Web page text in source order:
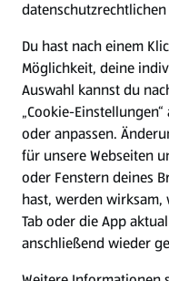
Presse
Hilfe & Kontakt
(öffnet in einem neuen
Unternehmen
Folge uns hier:
Du hast nach einem
Möglichkeit, deine
Auswahl kannst du
„Cookie-
oder anpassen.
für unsere Webseiten
oder Fenstern deines
hast, werden wirksam,
Tab oder die App
anschließend wieder